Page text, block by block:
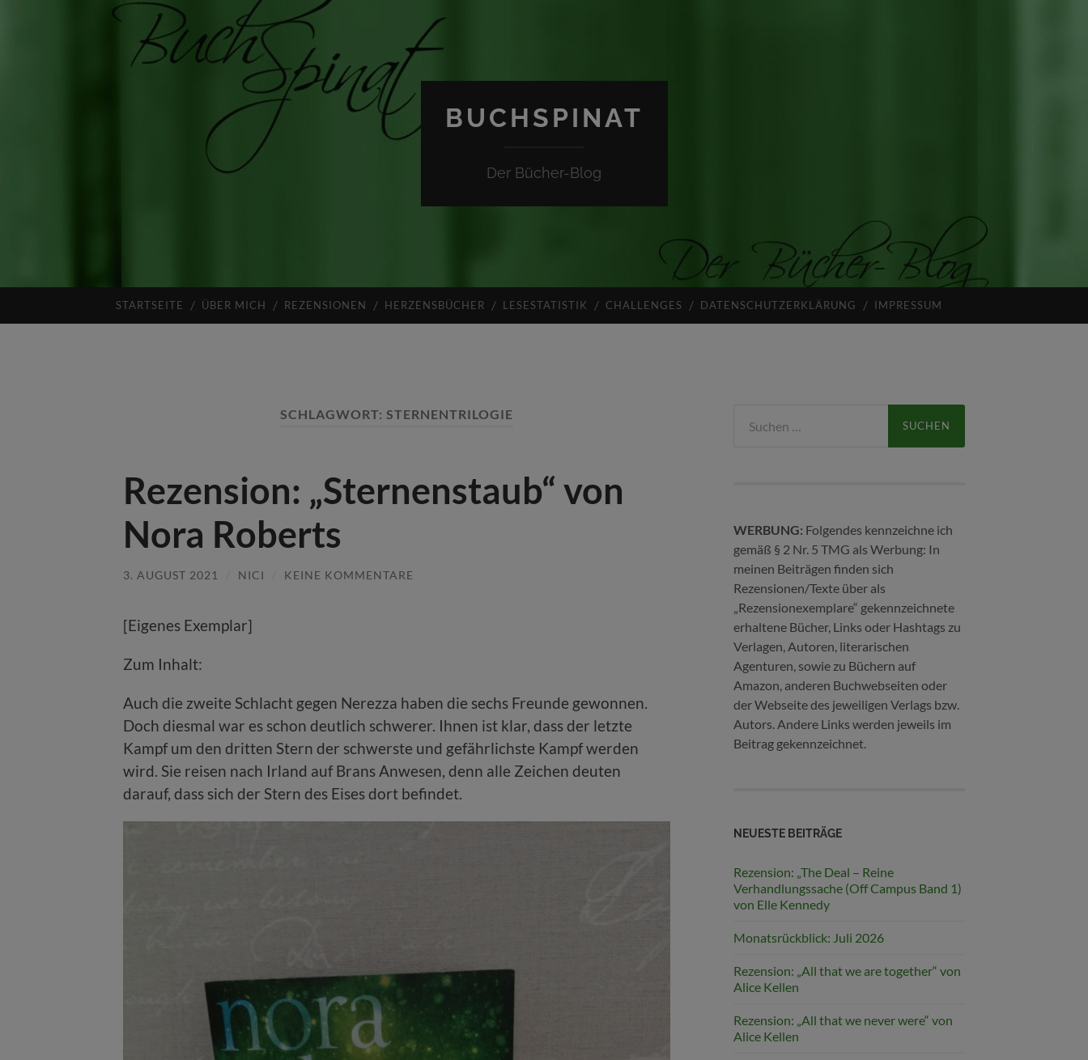
BUCHSPINAT
Der Bücher-Blog
STARTSEITE ÜBER MICH REZENSIONEN HERZENSBÜCHER LESESTATISTIK CHALLENGES DATENSCHUTZERKLÄRUNG IMPRESSUM
SCHLAGWORT: STERNENTRILOGIE
Rezension: „Sternenstaub“ von
Nora Roberts
3. AUGUST 2021 NICI KEINE KOMMENTARE
[Eigenes Exemplar]
Zum Inhalt:
Auch die zweite Schlacht gegen Nerezza haben die sechs Freunde gewonnen.
Doch diesmal war es schon deutlich schwerer. Ihnen ist klar, dass der letzte
Kampf um den dritten Stern der schwerste und gefährlichste Kampf werden
wird. Sie reisen nach Irland auf Brans Anwesen, denn alle Zeichen deuten
darauf, dass sich der Stern des Eises dort befindet.
nach:
WERBUNG: Folgendes kennzeichne ich
gemäß § 2 Nr. 5 TMG als Werbung: In
meinen Beiträgen finden sich
Rezensionen/Texte über als
„Rezensionexemplare“ gekennzeichnete
erhaltene Bücher, Links oder Hashtags zu
Verlagen, Autoren, literarischen
Agenturen, sowie zu Büchern auf
Amazon, anderen Buchwebseiten oder
der Webseite des jeweiligen Verlags bzw.
Autors. Andere Links werden jeweils im
Beitrag gekennzeichnet.
NEUESTE BEITRÄGE
Rezension: „The Deal – Reine
Verhandlungssache (Off Campus Band 1)
von Elle Kennedy
Monatsrückblick: Juli 2026
Rezension: „All that we are together“ von
Alice Kellen
Rezension: „All that we never were“ von
Alice Kellen